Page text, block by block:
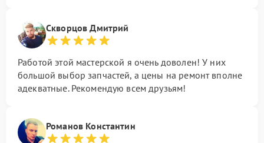
Скворцов Дмитрий
Работой этой мастерской я очень доволен! У них
большой выбор запчастей, а цены на ремонт вполне
адекватные. Рекомендую всем друзьям!
Романов Константин